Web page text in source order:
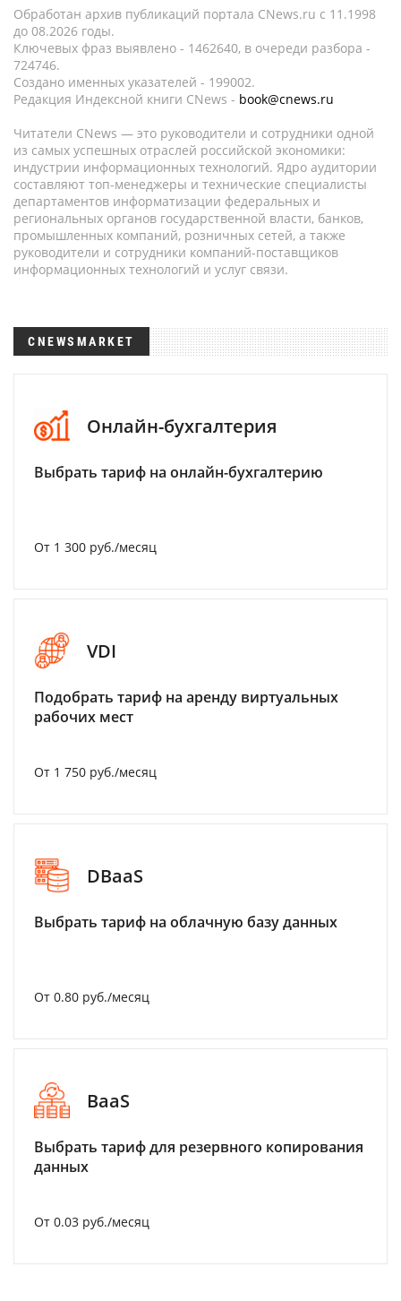
Обработан архив публикаций портала CNews.ru c 11.1998
до 08.2026 годы.
Ключевых фраз выявлено - 1462640, в очереди разбора -
724746.
Создано именных указателей - 199002.
Редакция Индексной книги CNews - book@cnews.ru
Читатели CNews — это руководители и сотрудники одной
из самых успешных отраслей российской экономики:
индустрии информационных технологий. Ядро аудитории
составляют топ-менеджеры и технические специалисты
департаментов информатизации федеральных и
региональных органов государственной власти, банков,
промышленных компаний, розничных сетей, а также
руководители и сотрудники компаний-поставщиков
информационных технологий и услуг связи.
CNEWSMARKET
Онлайн-бухгалтерия
Выбрать тариф на онлайн-бухгалтерию
От 1 300 руб./месяц
VDI
Подобрать тариф на аренду виртуальных
рабочих мест
От 1 750 руб./месяц
DBaaS
Выбрать тариф на облачную базу данных
От 0.80 руб./месяц
BaaS
Выбрать тариф для резервного копирования
данных
От 0.03 руб./месяц